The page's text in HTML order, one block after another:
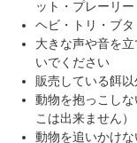
ット・プレーリ
ヘビ・トリ・ブ
大きな声や音を
いでください
販売している餌
動物を抱っこし
こは出来ません）
動物を追いかけ